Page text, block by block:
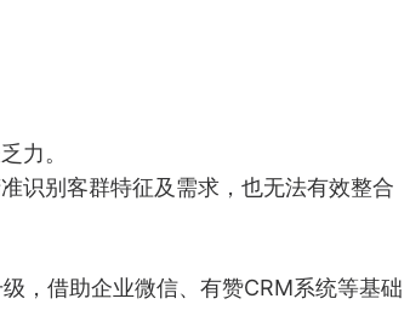
力。
识别客群特征及需求，也无法有效整合
，借助企业微信、有赞CRM系统等基础